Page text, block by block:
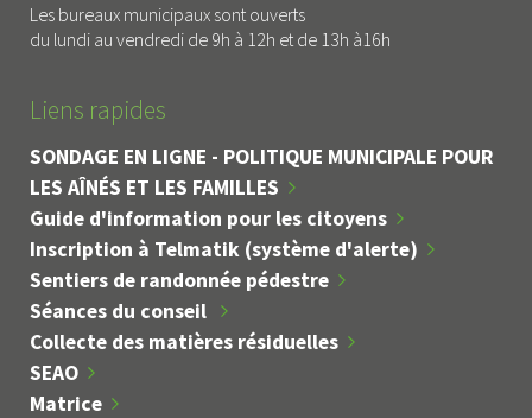
Les bureaux municipaux sont ouverts
du lundi au vendredi de 9h à 12h et de 13h à16h
Liens rapides
SONDAGE EN LIGNE - POLITIQUE MUNICIPALE POUR
LES AÎNÉS ET LES FAMILLES
Guide d'information pour les citoyens
Inscription à Telmatik (système d'alerte)
Sentiers de randonnée pédestre
Séances du conseil
Collecte des matières résiduelles
SEAO
Matrice